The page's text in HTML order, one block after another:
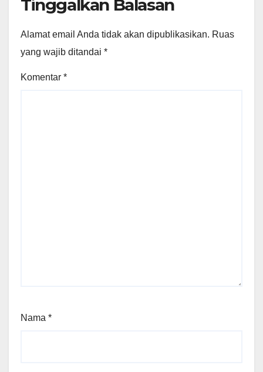
Tinggalkan Balasan
Alamat email Anda tidak akan dipublikasikan. Ruas
yang wajib ditandai *
Komentar *
Nama *